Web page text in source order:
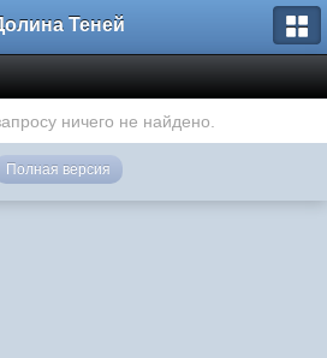
Теней
ничего не найдено.
Полная версия